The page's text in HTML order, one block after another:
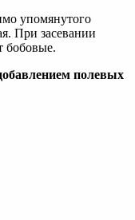
упомянутого
При засевании
бобовые.
полевых